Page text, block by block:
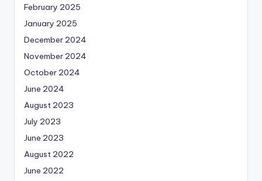
February 2025
January 2025
December 2024
November 2024
October 2024
June 2024
August 2023
July 2023
June 2023
August 2022
June 2022